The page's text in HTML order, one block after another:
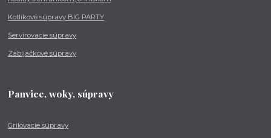
Kotlíkové súpravy BIG PARTY
Servírovacie súpravy
Zabíjačkové súpravy
Panvice, woky, súpravy
Grilovacie súpravy